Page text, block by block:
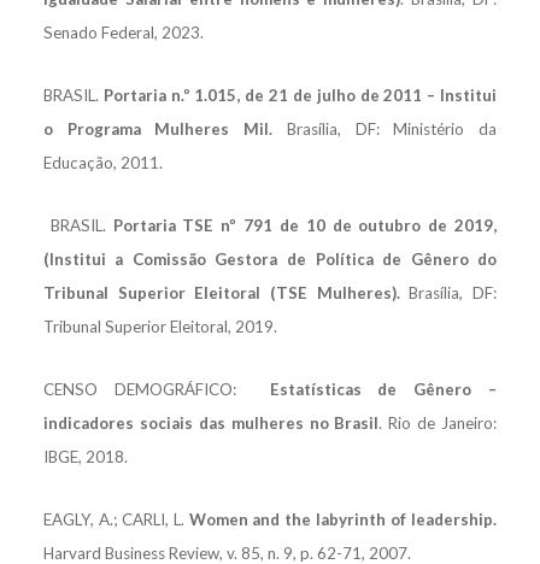
Senado Federal, 2023.
BRASIL. Portaria n.º 1.015, de 21 de julho de 2011 – Institui
o Programa Mulheres Mil. Brasília, DF: Ministério da
Educação, 2011.
BRASIL. Portaria TSE nº 791 de 10 de outubro de 2019,
(Institui a Comissão Gestora de Política de Gênero do
Tribunal Superior Eleitoral (TSE Mulheres).Brasília, DF:
Tribunal Superior Eleitoral, 2019.
CENSO DEMOGRÁFICO: Estatísticas de Gênero –
indicadores sociais das mulheres no Brasil. Rio de Janeiro:
IBGE, 2018.
EAGLY, A.; CARLI, L. Women and the labyrinth of leadership.
Harvard Business Review, v. 85, n. 9, p. 62-71, 2007.